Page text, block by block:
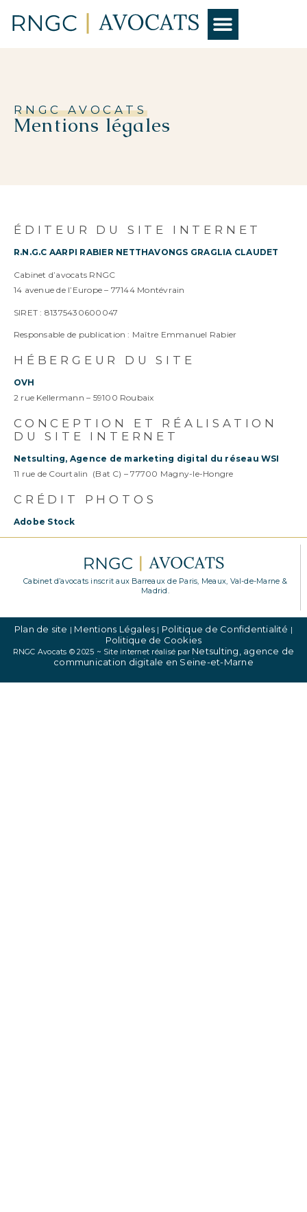
RNGC AVOCATS
Mentions légales
ÉDITEUR DU SITE INTERNET
R.N.G.C AARPI RABIER NETTHAVONGS GRAGLIA CLAUDET
Cabinet d’avocats RNGC
14 avenue de l’Europe – 77144 Montévrain
SIRET : 81375430600047
Responsable de publication : Maître Emmanuel Rabier
HÉBERGEUR DU SITE
OVH
2 rue Kellermann – 59100 Roubaix
CONCEPTION ET RÉALISATION
DU SITE INTERNET
Netsulting, Agence de marketing digital du réseau WSI
11 rue de Courtalin (Bat C) – 77700 Magny-le-Hongre
CRÉDIT PHOTOS
Adobe Stock
Cabinet d’avocats inscrit aux Barreaux de Paris, Meaux, Val-de-Marne &
Madrid.
Plan de site | Mentions Légales | Politique de Confidentialité |
Politique de Cookies
RNGC Avocats © 2025 ~ Site internet réalisé par Netsulting, agence de
communication digitale en Seine-et-Marne